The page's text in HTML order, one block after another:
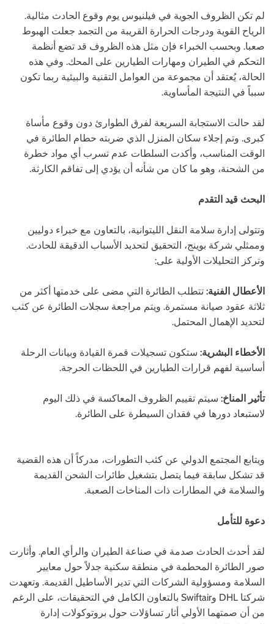
لم تكن الظروف الجوية في فيلنيوس يوم وقوع الحادث مثالية.
الرياح القوية ودرجات الحرارة القريبة من التجمد جعلت الهبوط
صعبا. وبحسب الخبراء فإن مثل هذه الظروف قد تضع أنظمة
التحكم في الطيران ومهارات الطيارين على المحك. وفي هذه
الحالة، يُعتقد أن مجموعة من العوامل التقنية والبيئية ربما تكون
سبباً في النتيجة المأساوية.
لقد حالت الاستجابة السريعة لفرق الطوارئ دون وقوع مأساة
كبرى. وتم إجلاء سكان المنزل الذي ضربته حطام الطائرة في
الوقت المناسب، وأكدت السلطات عدم تسرب أي مواد خطرة
من الشحنة، وهو ما كان من شأنه أن يؤدي إلى تفاقم الكارثة.
البحث قيد التقدم
وتتولى إدارة سلامة النقل الليتوانية، بالتعاون مع خبراء دوليين
وممثلي شركة بوينج، التحقيق لتحديد الأسباب الدقيقة للحادث.
وتركز التحليلات الأولية على:
الأعطال الفنية: تتطلب الطائرة التي مضى على خدمتها أكثر من
ثلاثة عقود صيانة مستمرة. ويتم مراجعة سجلات الطائرة عن كثب
لتحديد الإهمال المحتمل.
الأخطاء البشرية: ستكون تسجيلات قمرة القيادة وبيانات الرحلة
أساسية لفهم قرارات الطيارين في اللحظات الحرجة.
تأثير المناخ: سيتم تقييم الظروف المعاكسة في ذلك اليوم
لاستبعاد دورها في فقدان السيطرة على الطائرة.
ويتابع المجتمع الدولي عن كثب التطورات، مدركاً أن هذه القضية
قد تشكل سابقة فيما يتصل بتشغيل طائرات الشحن القديمة
والسلامة في المطارات ذات المناخات الصعبة.
دعوة للتأمل
لقد أحدث الحادث صدمة في صناعة الطيران والرأي العام. وأثارت
صور الطائرة المحطمة في منطقة سكنية جدلاً حول معايير
السلامة ومسؤولية الشركات التي تدير الأساطيل القديمة. وتعهدت
شركتا DHL وSwiftair بالتعاون الكامل في التحقيقات، على الرغم
من أن صمتهما الأولي أثار تساؤلات حول بروتوكولات إدارة